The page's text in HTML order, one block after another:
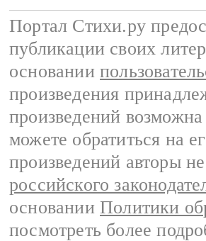
Портал Стихи.ру
публикации своих
основании
произведения
произведений
можете обратиться на
произведений авторы
российского
основании Политики
посмотреть более